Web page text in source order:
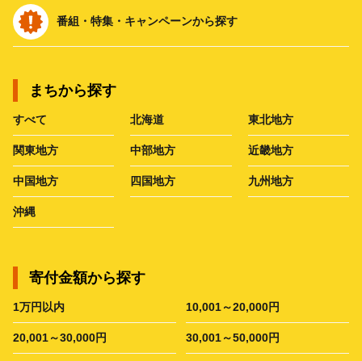
番組・特集・キャンペーンから探す
まちから探す
すべて 北海道 東北地方
関東地方 中部地方 近畿地方
中国地方 四国地方 九州地方
沖縄
寄付金額から探す
1万円以内 10,001～20,000円
20,001～30,000円 30,001～50,000円